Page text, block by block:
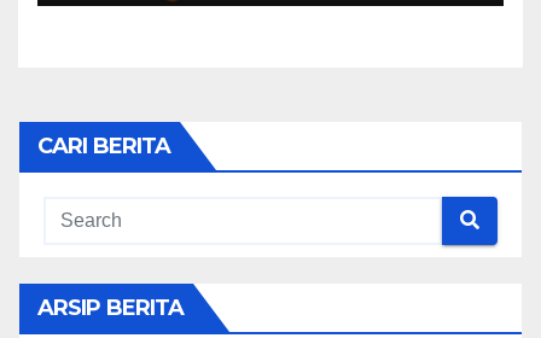
CARI BERITA
ARSIP BERITA